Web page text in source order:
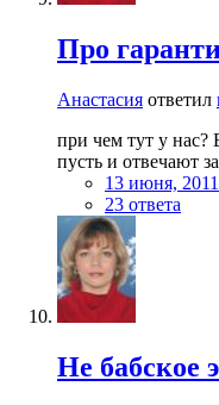
Про
Анастасия ответил
при чем тут у нас?
пусть и отвечают
13 июня, 2011
23 ответа
Не бабское